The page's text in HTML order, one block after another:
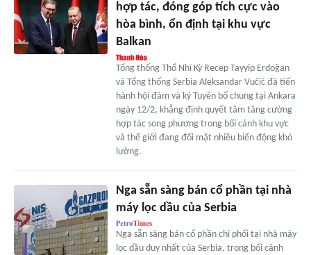
hợp tác, đóng góp tích cực vào
hòa bình, ổn định tại khu vực
Balkan
Tổng thống Thổ Nhĩ Kỳ Recep Tayyip Erdoğan
và Tổng thống Serbia Aleksandar Vučić đã tiến
hành hội đàm và ký Tuyên bố chung tại Ankara
ngày 12/2, khẳng định quyết tâm tăng cường
hợp tác song phương trong bối cảnh khu vực
và thế giới đang đối mặt nhiều biến động khó
lường.
Nga sẵn sàng bán cổ phần tại nhà
máy lọc dầu của Serbia
Nga sẵn sàng bán cổ phần chi phối tại nhà máy
lọc dầu duy nhất của Serbia, trong bối cảnh